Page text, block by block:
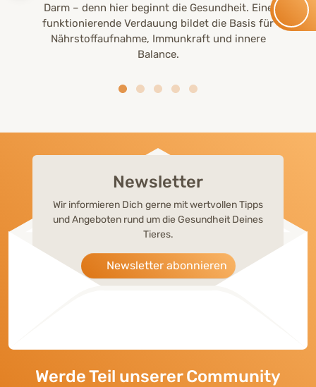
Darm – denn hier beginnt die Gesundheit. Eine
funktionierende Verdauung bildet die Basis für
Nährstoffaufnahme, Immunkraft und innere
Balance.
Newsletter
Wir informieren Dich gerne mit wertvollen Tipps
und Angeboten rund um die Gesundheit Deines
Tieres.
Newsletter abonnieren
Werde Teil unserer Community